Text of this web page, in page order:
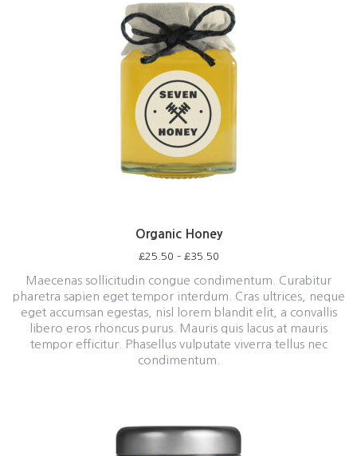
Organic Honey
£25.50 – £35.50
Maecenas sollicitudin congue condimentum. Curabitur
pharetra sapien eget tempor interdum. Cras ultrices, neque
eget accumsan egestas, nisl lorem blandit elit, a convallis
libero eros rhoncus purus. Mauris quis lacus at mauris
tempor efficitur. Phasellus vulputate viverra tellus nec
condimentum.